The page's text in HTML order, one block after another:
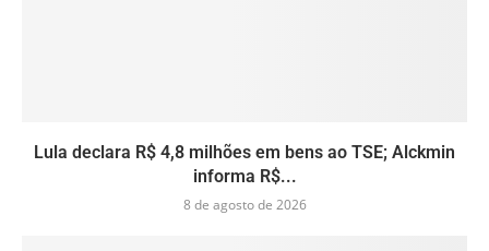
Lula declara R$ 4,8 milhões em bens ao TSE; Alckmin
informa R$...
8 de agosto de 2026